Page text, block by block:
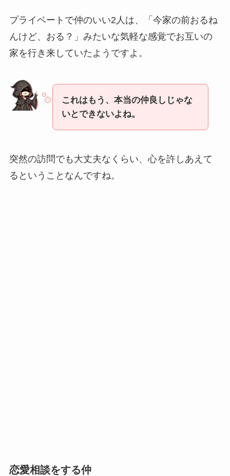
プライベートで仲のいい2人は、「今家の前おるね
んけど、おる？」みたいな気軽な感覚でお互いの
家を行き来していたようですよ。
これはもう、本当の仲良しじゃな
いとできないよね。
突然の訪問でも大丈夫なくらい、心を許しあえて
るということなんですね。
恋愛相談をする仲